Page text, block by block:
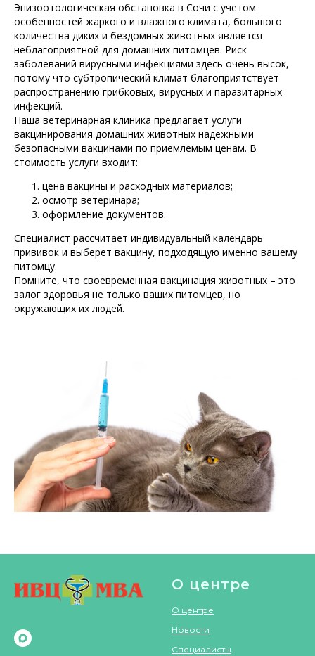
Эпизоотологическая обстановка в Сочи с учетом
особенностей жаркого и влажного климата, большого
количества диких и бездомных животных является
неблагоприятной для домашних питомцев. Риск
заболеваний вирусными инфекциями здесь очень высок,
потому что субтропический климат благоприятствует
распространению грибковых, вирусных и паразитарных
инфекций.
Наша ветеринарная клиника предлагает услуги
вакцинирования домашних животных надежными
безопасными вакцинами по приемлемым ценам. В
стоимость услуги входит:
цена вакцины и расходных материалов;
осмотр ветеринара;
оформление документов.
Специалист рассчитает индивидуальный календарь
прививок и выберет вакцину, подходящую именно вашему
питомцу.
Помните, что своевременная вакцинация животных – это
залог здоровья не только ваших питомцев, но
окружающих их людей.
О центре
О центре
Новости
Специалисты